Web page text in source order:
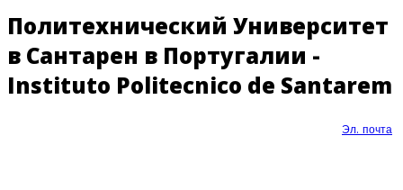
Политехнический Университет
в Сантарен в Португалии -
Instituto Politecnico de Santarem
Эл. почта